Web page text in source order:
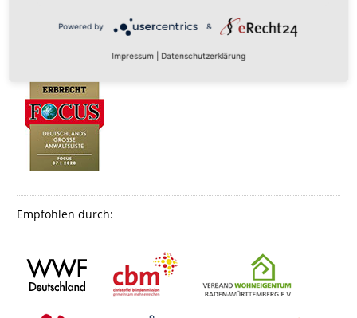
Empfohlen durch:
Powered by &
Impressum Datenschutzerklärung